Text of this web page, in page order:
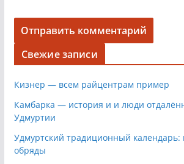
Свежие записи
Кизнер — всем райцентрам пример
Камбарка — история и и люди
Удмуртии
Удмуртский традиционный календарь:
обряды